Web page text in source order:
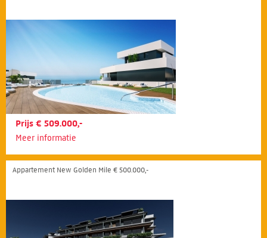
Prijs € 509.000,-
Meer informatie
Appartement New Golden Mile € 500.000,-